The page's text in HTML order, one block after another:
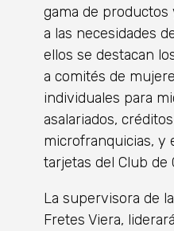
gama de productos
a las necesidades
ellos se destacan
a comités de
individuales para
asalariados,
microfranquicias, y
tarjetas del Club de
La supervisora de
Fretes Viera,